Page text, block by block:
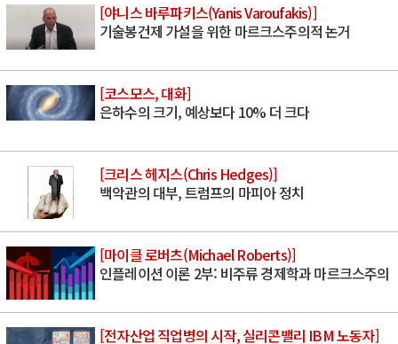
[야니스 바루파키스(Yanis Varoufakis)]
기술봉건제 가설을 위한 마르크스주의적 논거
[코스모스, 대화]
은하수의 크기, 예상보다 10% 더 크다
[크리스 헤지스(Chris Hedges)]
백악관의 대부, 트럼프의 마피아 정치
[마이클 로버츠(Michael Roberts)]
인플레이션 이론 2부: 비주류 경제학과 마르크스주의
[전자산업 직업병의 시작, 실리콘밸리 IBM 노동자]